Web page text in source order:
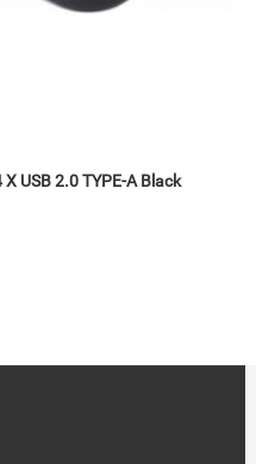
USB 2.0 TYPE-A Black